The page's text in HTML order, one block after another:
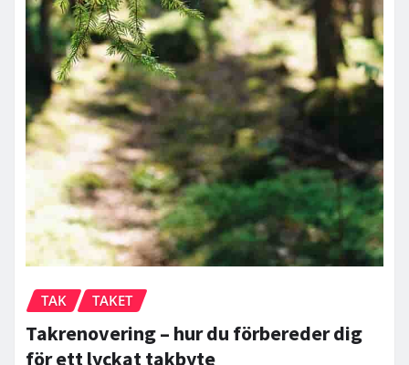
TAK TAKET
Takrenovering – hur du förbereder dig
för ett lyckat takbyte